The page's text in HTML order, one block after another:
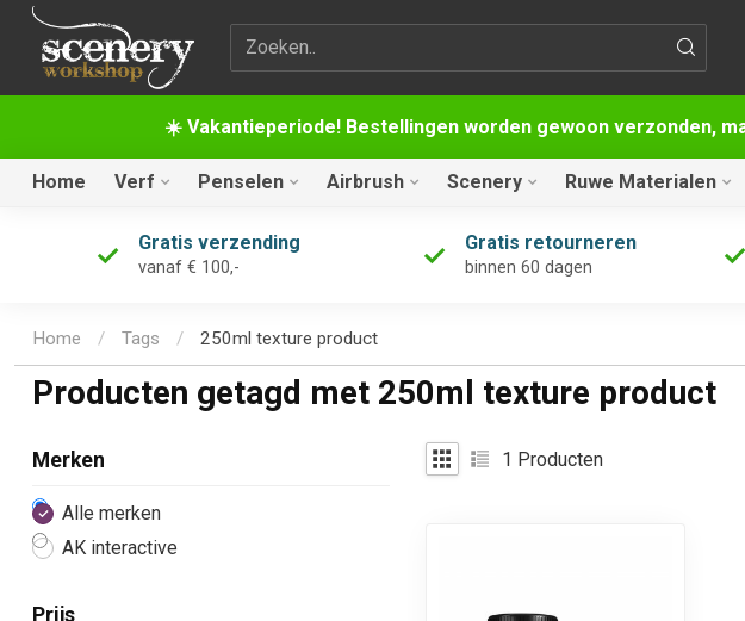
☀️ Vakantieperiode! Bestellingen worden gewoon verzonden,
Zoekterm
Home Verf Penselen Airbrush Scenery Ruwe Materialen
Gratis verzending
vanaf € 100,-
Gratis retourneren
binnen 60 dagen
Home / Tags / 250ml texture product
Producten getagd met 250ml texture product
Merken
Alle merken
AK interactive
Prijs
1 Producten